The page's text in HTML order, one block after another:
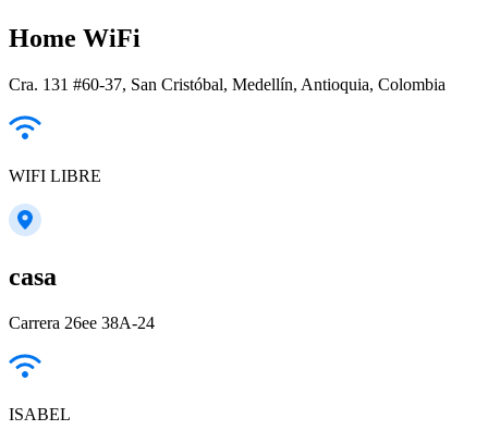
Home WiFi
Cra. 131 #60-37, San Cristóbal, Medellín, Antioquia, Colombia
WIFI LIBRE
casa
Carrera 26ee 38A-24
ISABEL